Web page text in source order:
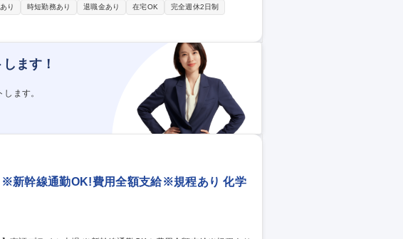
復旧、応急処置・新規設備立ち上げへの参画、データ解析等
試作装置組立等30％。ご経験に併せ、まずは申請やライン導
て】操業開始から60年を迎える。輸液剤/シリンジ/LAJEX容
産設備の保守・メン
り 時短勤務あり 退職金あり 在宅OK
完全週休2日制
ます！
ます。
※新幹線通勤OK!費用全額支給※規程あり 化学